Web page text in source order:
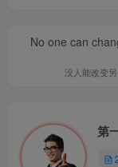
No one can
没人能改变
第